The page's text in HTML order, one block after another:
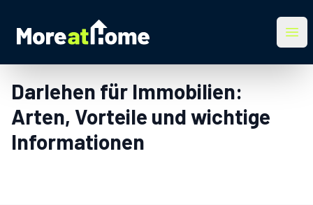
More at Home
Darlehen für Immobilien:
Arten, Vorteile und wichtige
Informationen